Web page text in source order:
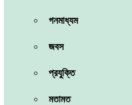
গনমাধ্যম
জবস
প্রযুক্তি
মতামত